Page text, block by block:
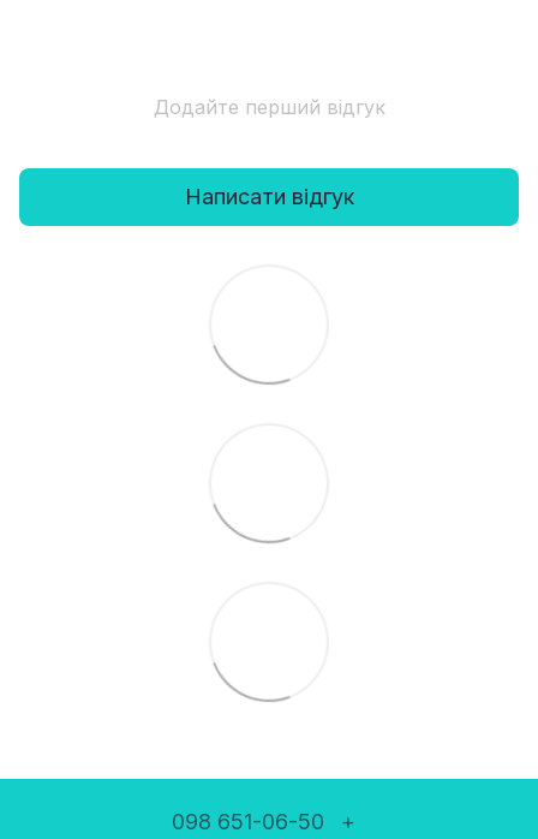
Додайте перший відгук
Написати відгук
098 651-06-50 +